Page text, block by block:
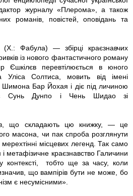
журналу «Плерома», а також
романів, повістей, оповідань та
(Х.: Фабула) — збірці краєзнавчих
із нового фантастичного роману
перевтілюється в юного
Уліса Солтиса, мовить від імені
Шимона Бар Йохая і діє під личиною
Сунь Дунпо і Чень Шидао зі
що складають цю книжку, — це
масона, чи пак спроба розглянути
мерехтінні місцевих легенд. Так само
метафізичне краєзнавство Галичини
контексті, тобто ще за часу, коли
що вампірів бути не може, бо
є несумісними».